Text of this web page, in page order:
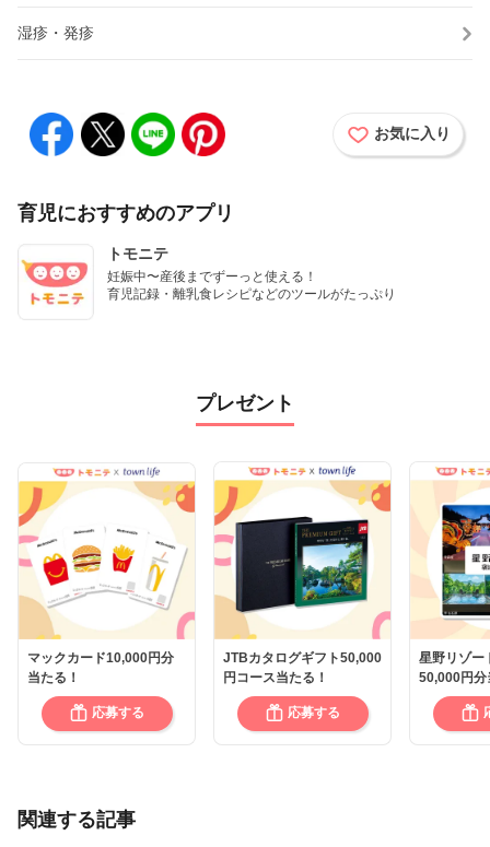
湿疹・発疹
お気に入り
育児におすすめのアプリ
トモニテ
妊娠中〜産後までずーっと使える！
育児記録・離乳食レシピなどのツールがたっぷり
プレゼント
マックカード10,000円分
当たる！
応募する
JTBカタログギフト50,000
円コース当たる！
応募する
星野リゾー
50,000円分
関連する記事